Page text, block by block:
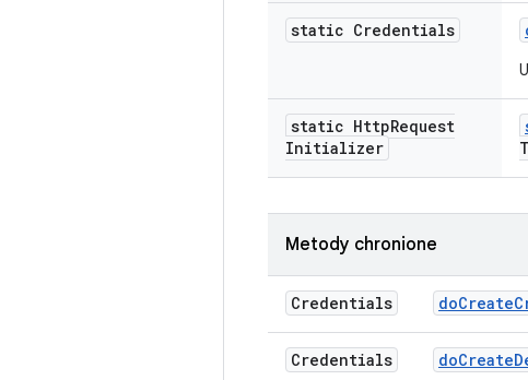
static Credentials
static HttpRequest
Initializer
Metody chronione
Credentials doCreate
Credentials doCreate